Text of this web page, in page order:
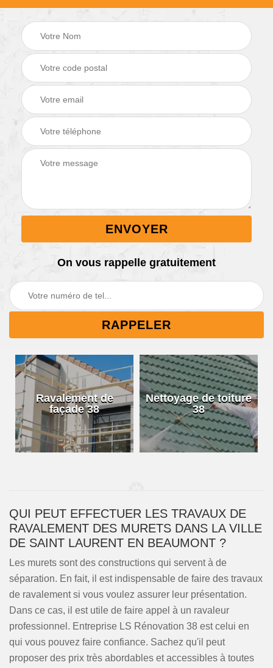
On vous rappelle gratuitement
Ravalement de
façade 38
Nettoyage de toiture
38
QUI PEUT EFFECTUER LES TRAVAUX DE
RAVALEMENT DES MURETS DANS LA VILLE
DE SAINT LAURENT EN BEAUMONT ?
Les murets sont des constructions qui servent à de
séparation. En fait, il est indispensable de faire des travaux
de ravalement si vous voulez assurer leur présentation.
Dans ce cas, il est utile de faire appel à un ravaleur
professionnel. Entreprise LS Rénovation 38 est celui en
qui vous pouvez faire confiance. Sachez qu'il peut
proposer des prix très abordables et accessibles à toutes